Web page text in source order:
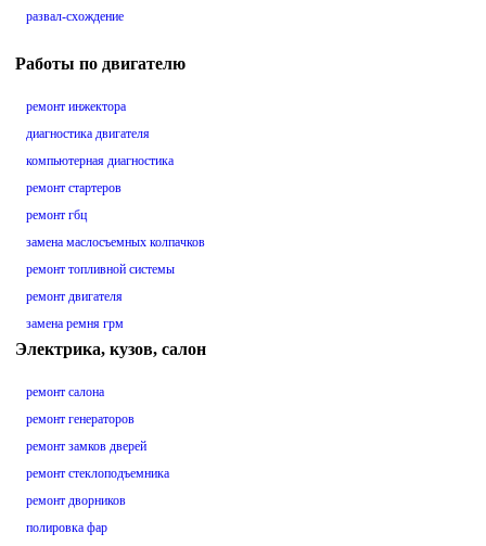
развал-схождение
Работы по двигателю
ремонт инжектора
диагностика двигателя
компьютерная диагностика
ремонт стартеров
ремонт гбц
замена маслосъемных колпачков
ремонт топливной системы
ремонт двигателя
замена ремня грм
Электрика, кузов, салон
ремонт салона
ремонт генераторов
ремонт замков дверей
ремонт стеклоподъемника
ремонт дворников
полировка фар